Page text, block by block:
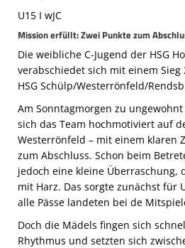
U15 I wJC
Mission erfüllt: Zwei Punkte zum
Die weibliche C-Jugend der HSG
verabschiedet sich mit einem Sieg
HSG Schülp/Westerrönfeld/
Am Sonntagmorgen zu
sich das Team hochmotiviert auf
Westerrönfeld – mit einem klaren
zum Abschluss. Schon beim
jedoch eine kleine Überraschung,
mit Harz. Das sorgte zunächst für
alle Pässe landeten bei de
Doch die Mädels fingen sich
Rhythmus und setzten sich